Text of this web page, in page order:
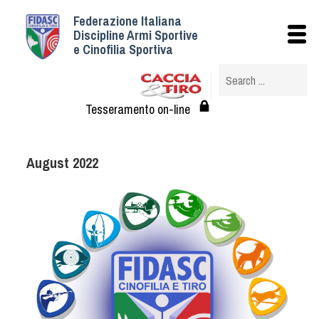
Federazione Italiana
Discipline Armi Sportive
e Cinofilia Sportiva
Tesseramento on-line
August 2022
Istituzionale
Struttura
Albo Veterinari federali
Circolari
Federazione Trasparente
Assicurazione
Convenzioni
Società
Tesserati